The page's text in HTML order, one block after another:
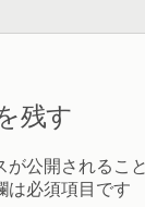
残す
が公開されるこ
は必須項目です